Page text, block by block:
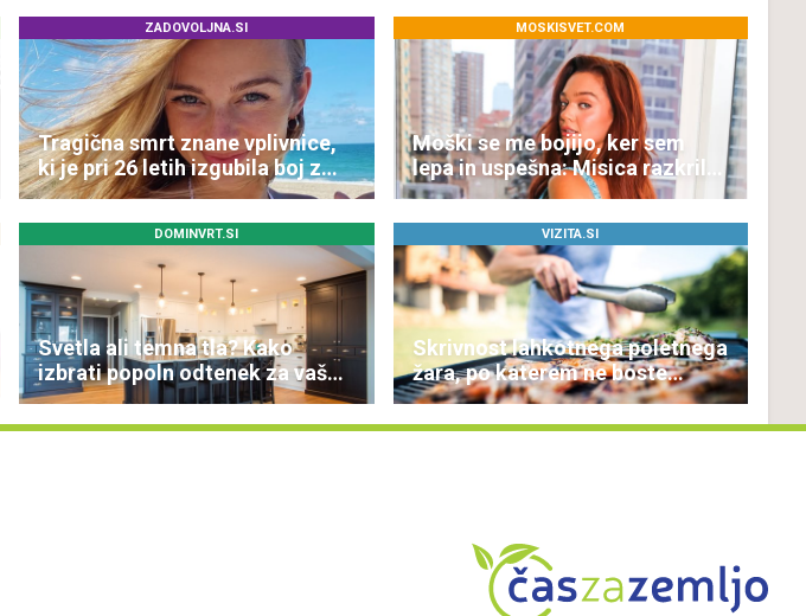
ZADOVOLJNA.SI
Tragična smrt znane vplivnice,
ki je pri 26 letih izgubila boj z
boleznijo
MOSKISVET.COM
Moški se me bojijo, ker sem
lepa in uspešna: Misica razkrila,
zakaj je še vedno samska
DOMINVRT.SI
Svetla ali temna tla? Kako
izbrati popoln odtenek za vaš
dom
VIZITA.SI
Skrivnost lahkotnega poletnega
žara, po katerem ne boste
potrebovali popoldanskega
spanca